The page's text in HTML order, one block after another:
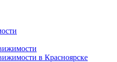
в Красноярске